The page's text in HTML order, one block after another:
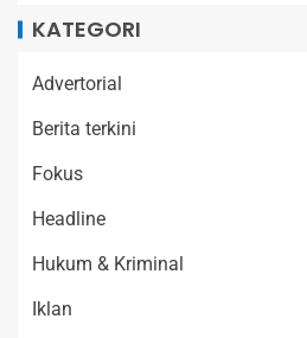
KATEGORI
Advertorial
Berita terkini
Fokus
Headline
Hukum & Kriminal
Iklan